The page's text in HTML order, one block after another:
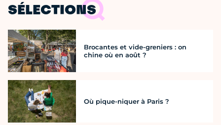
SÉLECTIONS
Brocantes et vide-greniers : on
chine où en août ?
Où pique-niquer à Paris ?